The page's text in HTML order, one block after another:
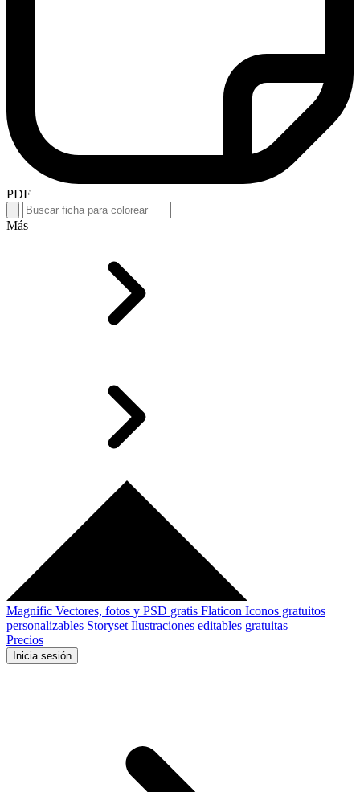
PDF
Más
Magnific Vectores, fotos y PSD gratis Flaticon Iconos gratuitos
personalizables Storyset Ilustraciones editables gratuitas
Precios
Inicia sesión